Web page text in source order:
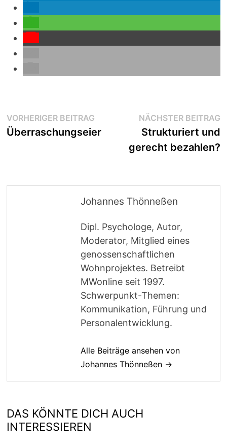
Beitragsnavigation
VORHERIGER BEITRAG Vorheriger
Beitrag:
Überraschungseier
NÄCHSTER BEITRAG
Strukturiert und
gerecht bezahlen?
Johannes Thönneßen
Dipl. Psychologe, Autor,
Moderator, Mitglied eines
genossenschaftlichen
Wohnprojektes. Betreibt
MWonline seit 1997.
Schwerpunkt-Themen:
Kommunikation, Führung und
Personalentwicklung.
Alle Beiträge ansehen von
Johannes Thönneßen →
DAS KÖNNTE DICH AUCH
INTERESSIEREN